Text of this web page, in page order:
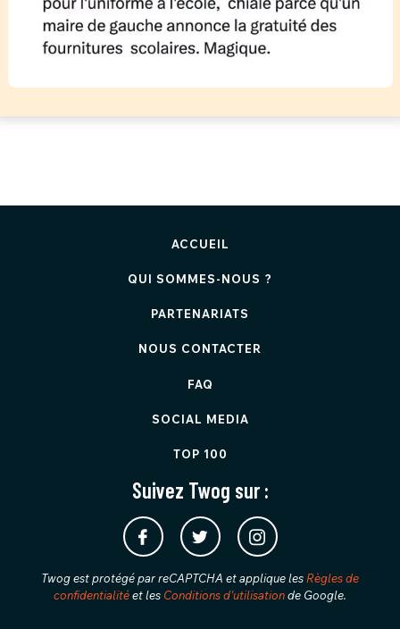
ACCUEIL
QUI SOMMES-NOUS ?
PARTENARIATS
NOUS CONTACTER
FAQ
SOCIAL MEDIA
TOP 100
Suivez Twog sur :
Twog est protégé par reCAPTCHA et applique lesRègles de
confidentialitéet les Conditions d'utilisationde Google.